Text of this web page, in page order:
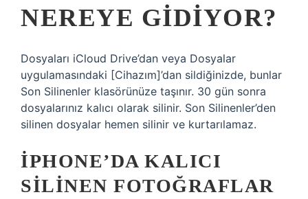
NEREYE GIDIYOR?
Dosyaları iCloud Drive’dan veya Dosyalar
uygulamasındaki [Cihazım]’dan sildiğinizde, bunlar
Son Silinenler klasörünüze taşınır. 30 gün sonra
dosyalarınız kalıcı olarak silinir. Son Silinenler’den
silinen dosyalar hemen silinir ve kurtarılamaz.
IPHONE’DA KALICI
SILINEN FOTOĞRAFLAR